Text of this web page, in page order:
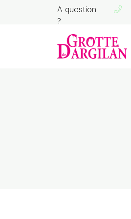
A question
?
La Grotte de Dargilan
48150 MEYRUEIS
04 66 45 60 20